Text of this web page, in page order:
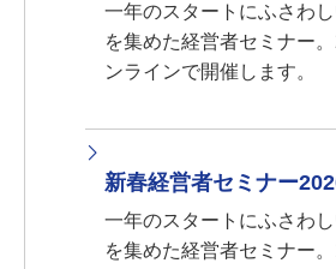
一年のスタートにふさわ
を集めた経営者セミナー
ンラインで開催します。
新春経営者セミナー
一年のスタートにふさわ
を集めた経営者セミナー